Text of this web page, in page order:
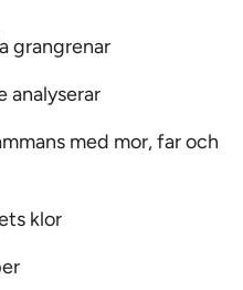
grangrenar
analyserar
med mor, far och
klor